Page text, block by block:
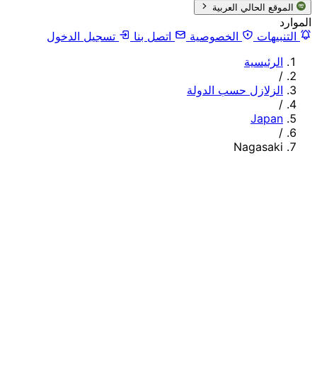
الموقع الحالي العربية
الموارد
التنبيهات
الخصوصية اتصل بنا
تسجيل الدخول
الرئيسية
/
الزلازل حسب الدولة
/
Japan
/
Nagasaki